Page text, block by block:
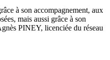
à son accompagnement, aux
mais aussi grâce à son
PINEY, licenciée du réseau